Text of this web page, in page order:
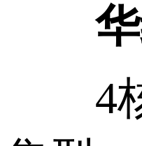
4核